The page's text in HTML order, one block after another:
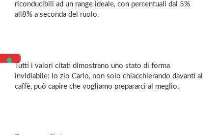
riconducibili ad un range ideale, con percentuali dal 5%
all8% a seconda del ruolo.
Tutti i valori citati dimostrano uno stato di forma
invidiabile: lo zio Carlo, non solo chiacchierando davanti al
caffè, può capire che vogliamo prepararci al meglio.